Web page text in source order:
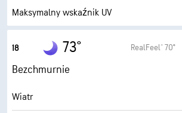
Zachmurzenie
Maksymalny wskaźnik UV
Porywy wiatru
Wilgotność
Punkt rosy
18 73° RealFeel® 70°
Bezchmurnie
Wiatr